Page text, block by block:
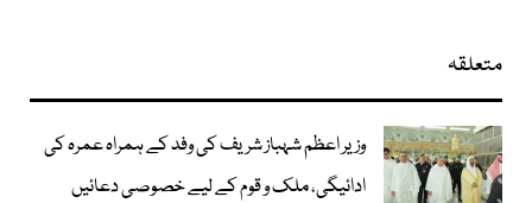
متعلقہ
وزیر اعظم شہباز شریف کی وفد کے ہمراہ عمرہ کی
ادائیگی، ملک و قوم کے لیے خصوصی دعائیں